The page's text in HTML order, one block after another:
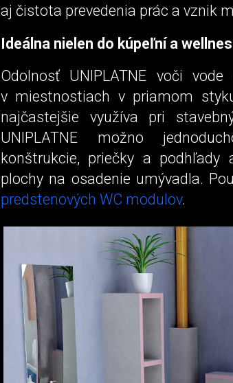
aj čistota prevedenia prác a vznik
Ideálna nielen do kúpeľní a
Odolnosť UNIPLATNE voči
v miestnostiach v priamom
najčastejšie využíva pri
UNIPLATNE možno
konštrukcie, priečky a podhľady
plochy na osadenie umývadla.
predstenových WC modulov.